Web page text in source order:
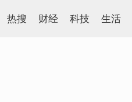
热搜 财经 科技 生活